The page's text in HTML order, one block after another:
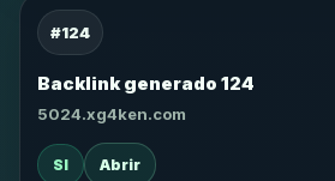
#124
Backlink generado 124
5024.xg4ken.com
SI Abrir